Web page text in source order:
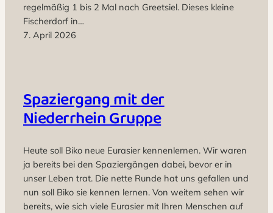
regelmäßig 1 bis 2 Mal nach Greetsiel. Dieses kleine
Fischerdorf in…
7. April 2026
Spaziergang mit der
Niederrhein Gruppe
Heute soll Biko neue Eurasier kennenlernen. Wir waren
ja bereits bei den Spaziergängen dabei, bevor er in
unser Leben trat. Die nette Runde hat uns gefallen und
nun soll Biko sie kennen lernen. Von weitem sehen wir
bereits, wie sich viele Eurasier mit Ihren Menschen auf